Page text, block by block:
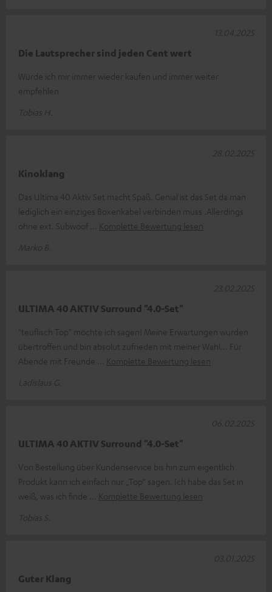
Die Lautsprecher sind jeden Cent wert
Würde ich mir immer wieder kaufen und immer weiter
empfehlen
Tobias H.
13.04.2025
Kinoklang
Das Ultima 40 Aktiv Set macht Spaß. Genial ist das Set da man
lediglich ein einziges Boxenkabel verbinden muss .Allerdings
ohne ext. Subwoof
Komplette Bewertung lesen
Marko B.
28.02.2025
ULTIMA 40 AKTIV Surround "4.0-Set"
"teuflisch Top" möchte ich sagen! Meine Erwartungen wurden
übertroffen und bin absolut zufrieden mit meiner Wahl... Für
Abende mit Freunde
Komplette Bewertung lesen
Ladislaus G.
23.02.2025
ULTIMA 40 AKTIV Surround "4.0-Set"
Von Bestellung über Kundenservice bis hin zum eigentlich
Produkt kann ich einfach nur „Top“ sagen. Ich habe das Set in
weiß, was ich finde
Komplette Bewertung lesen
Tobias S.
06.02.2025
Guter Klang
03.01.2025